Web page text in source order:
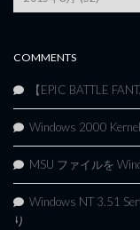
Archives
COMMENTS
【EPIC BATTLE
Windows 2000
MSU ファイルを
Windows NT 3.51
り